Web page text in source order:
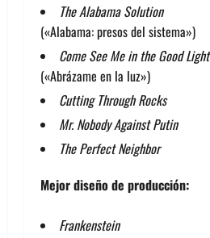
The Alabama Solution
(«Alabama: presos del sistema»)
Come See Me in the Good Light
(«Abrázame en la luz»)
Cutting Through Rocks
Mr. Nobody Against Putin
The Perfect Neighbor
Mejor diseño de producción:
Frankenstein